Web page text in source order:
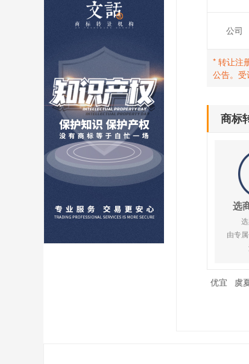
公司
* 转让注
公告。受
商标
选
由专
优宜 虞